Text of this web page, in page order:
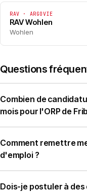
RAV · ARGOVIE
RAV Wohlen
Wohlen
Questions
Combien de
mois pour l'ORP de
Comment remettre
d'emploi ?
Dois-je postuler à